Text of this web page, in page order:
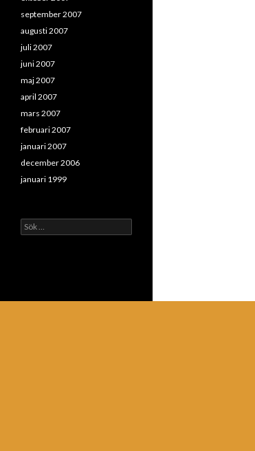
september 2007
augusti 2007
juli 2007
juni 2007
maj 2007
april 2007
mars 2007
februari 2007
januari 2007
december 2006
januari 1999
Sök
efter: